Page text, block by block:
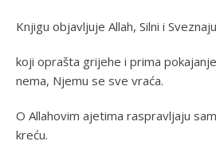
Knjigu objavljuje Allah, Silni i
koji oprašta grijehe i prima
nema, Njemu se sve vraća.
O Allahovim ajetima raspravljaju
kreću.